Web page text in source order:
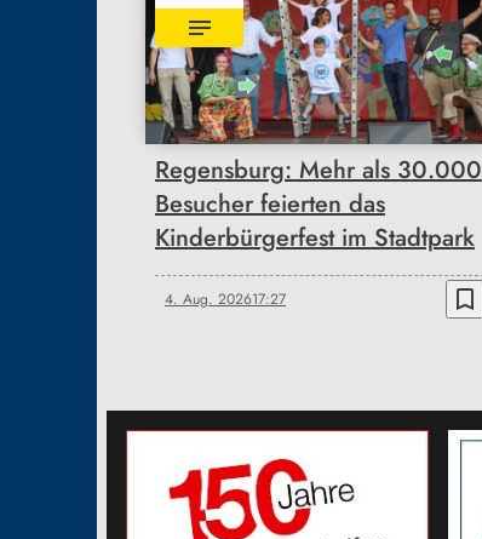
Regensburg: Mehr als 30.000
Besucher feierten das
Kinderbürgerfest im Stadtpark
4. Aug. 202617:27 bookmark_border